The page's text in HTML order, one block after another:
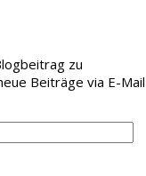
zu
Beiträge via E-Mail